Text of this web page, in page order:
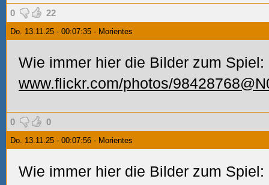
0 22
Do. 13.11.25 - 00:07:35 - Morientes
Wie immer hier die Bilder zum Spiel:
www.flickr.com/photos/
0 0
Do. 13.11.25 - 00:07:56 - Morientes
Wie immer hier die Bilder zum Spiel: